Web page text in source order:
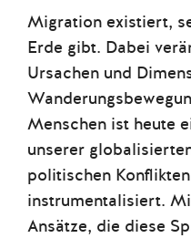
Migration existiert,
Erde gibt. Dabei
Ursachen und
Menschen ist heute
unserer
politischen
instrumentalisiert.
Ansätze, die diese